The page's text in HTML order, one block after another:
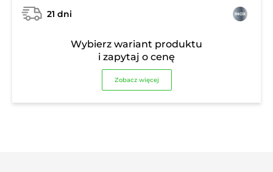
21 dni
Wybierz wariant produktu
i zapytaj o cenę
Zobacz więcej